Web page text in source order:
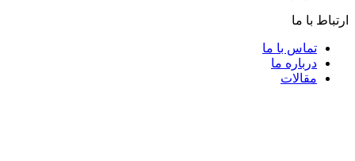
ارتباط با ما
تماس با ما
درباره ما
مقالات